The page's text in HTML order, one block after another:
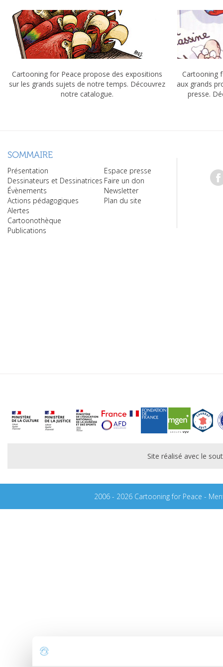
Cartooning for Peace propose des expositions
sur les grands sujets de notre temps. Découvrez
notre catalogue.
Cartooning
aux grands
presse.
SOMMAIRE
Présentation
Dessinateurs et Dessinatrices
Évènements
Actions pédagogiques
Alertes
Cartoonothèque
Publications
Espace presse
Faire un don
Newsletter
Plan du site
Site réalisé avec le
2006 - 2026 Cartooning for Peace -